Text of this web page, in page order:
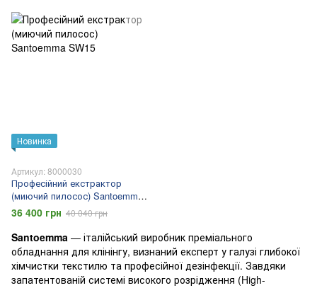
Новинка
Артикул: 8000030
Професійний екстрактор
(миючий пилосос) Santoemma
SW15
36 400 грн 40 040 грн
Santoemma — італійський виробник преміального
обладнання для клінінгу, визнаний експерт у галузі глибокої
хімчистки текстилю та професійної дезінфекції. Завдяки
запатентованій системі високого розрідження (High-